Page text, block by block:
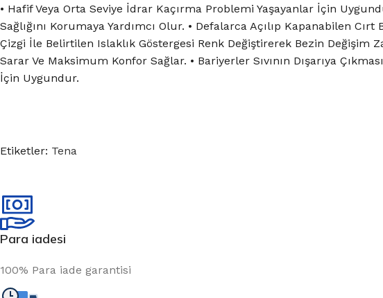
• Hafif Veya Orta Seviye İdrar Kaçırma Problemi Yaşayanlar İçin
Sağlığını Korumaya Yardımcı Olur. • Defalarca Açılıp Kapanabilen
Çizgi İle Belirtilen Islaklık Göstergesi Renk Değiştirerek Bezin Değişim
Sarar Ve Maksimum Konfor Sağlar. • Bariyerler Sıvının Dışarıya
İçin Uygundur.
Etiketler: Tena
Para iadesi
100% Para iade garantisi